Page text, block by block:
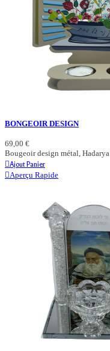
BONGEOIR DESIGN
69,00 €
Bougeoir design métal, Hadarya
Ajout Panier
Aperçu Rapide